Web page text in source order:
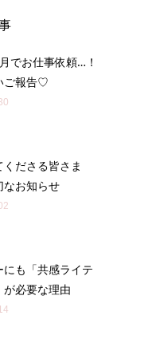
でお仕事依頼…！
ご報告♡
くださる皆さま
なお知らせ
にも「共感ライテ
が必要な理由